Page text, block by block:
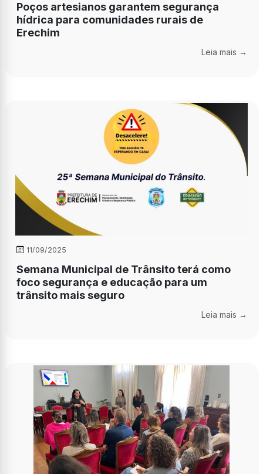
Poços artesianos garantem segurança
hídrica para comunidades rurais de
Erechim
Leia mais →
11/09/2025
Semana Municipal de Trânsito terá como
foco segurança e educação para um
trânsito mais seguro
Leia mais →